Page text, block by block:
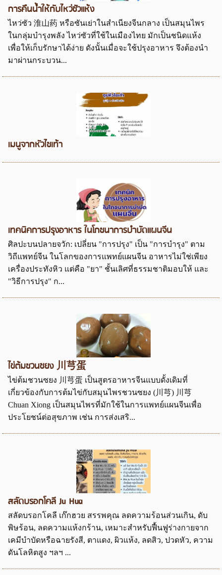
การคืนน้ำให้กับไหว่ซัวแห้ง
ไหว่ซัว 淮山药 หรือซันเย่าในสำเนียงจีนกลาง เป็นสมุนไพร
ในกลุ่มบำรุงพลัง ไหว่ซัวที่ใช้ในเมืองไทย มักเป็นชนิดแห้ง
เพื่อให้เก็บรักษาได้ง่าย ดังนั้นเมื่อจะใช้ปรุงอาหาร จึงต้องนำ
มาผ่านกระบวน...
เมนูจากหัวไชเท้า
เทคนิคการปรุงอาหาร ในโภชนาการบำบัดแผนจีน
ศิลปะบนปลายจวัก: เปลี่ยน "การปรุง" เป็น "การบำรุง" ตาม
วิถีแพทย์จีน ในโลกของการแพทย์แผนจีน อาหารไม่ใช่เพียง
เครื่องประทังหิว แต่คือ "ยา" ชั้นเลิศที่ธรรมชาติมอบให้ และ
"วิธีการปรุง" ก...
ไข่ต้มชวนซยง 川芎蛋
ไข่ต้มชวนซยง 川芎蛋 เป็นสูตรอาหารจีนแบบดั้งเดิมที่
เกี่ยวข้องกับการต้มไข่กับสมุนไพรชวนซยง (川芎) 川芎
Chuan Xiong เป็นสมุนไพรที่มักใช้ในการแพทย์แผนจีนเพื่อ
ประโยชน์ต่อสุขภาพ เช่น การส่งเสริ...
สลัดบรอกโคลี Ju Hua
สลัดบรอกโคลี เก๊กฮวย สรรพคุณ ลดความร้อนส่วนเกิน, ดับ
พิษร้อน, ลดความแห้งกร้าน, เหมาะสำหรับฟื้นฟูร่างกายจาก
เคมีบำบัดหรือฉายรังสี, ตาแดง, ผิวแห้ง, ลดสิว, ปวดหัว, ความ
ดันโลหิตสูง ฯลฯ ...